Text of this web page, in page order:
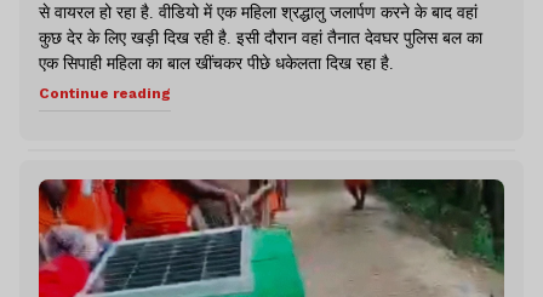
से वायरल हो रहा है. वीडियो में एक महिला श्रद्धालु जलार्पण करने के बाद वहां
कुछ देर के लिए खड़ी दिख रही है. इसी दौरान वहां तैनात देवघर पुलिस बल का
एक सिपाही महिला का बाल खींचकर पीछे धकेलता दिख रहा है.
Continue reading